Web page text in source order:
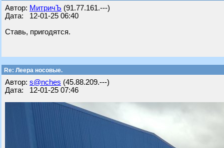
Автор: МитричЪ (91.77.161.---)
Дата: 12-01-25 06:40
Ставь, пригодятся.
Re: Леера носовые.
Автор: s@nches (45.88.209.---)
Дата: 12-01-25 07:46